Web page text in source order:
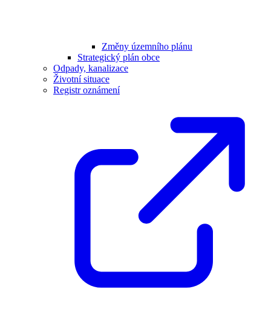
Změny územního plánu
Strategický plán obce
Odpady, kanalizace
Životní situace
Registr oznámení